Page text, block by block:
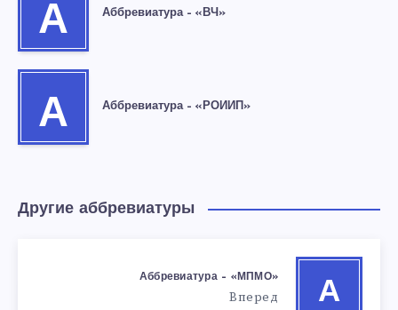
А Аббревиатура – «ВЧ»
А Аббревиатура – «РОИИП»
Другие аббревиатуры
А
Аббревиатура – «МПМО»
Вперед